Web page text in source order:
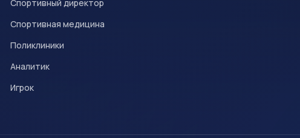
Спортивный директор
Спортивная медицина
Поликлиники
Аналитик
Игрок